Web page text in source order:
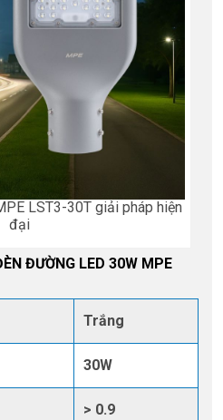
LST3-30T giải pháp hiện
đại
ĐƯỜNG LED 30W MPE
Trắng
30W
> 0.9